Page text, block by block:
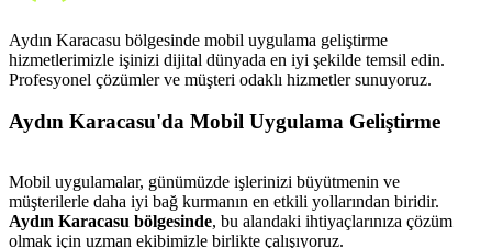
Aydın Karacasu bölgesinde mobil uygulama geliştirme
hizmetlerimizle işinizi dijital dünyada en iyi şekilde temsil edin.
Profesyonel çözümler ve müşteri odaklı hizmetler sunuyoruz.
Aydın Karacasu'da Mobil Uygulama Geliştirme
Mobil uygulamalar, günümüzde işlerinizi büyütmenin ve
müşterilerle daha iyi bağ kurmanın en etkili yollarından biridir.
Aydın Karacasu bölgesinde, bu alandaki ihtiyaçlarınıza çözüm
olmak için uzman ekibimizle birlikte çalışıyoruz.